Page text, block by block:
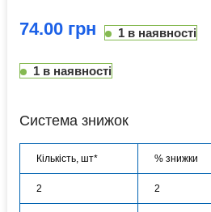
грн 1 в наявності
1 в наявності
Система знижок
Кількість, шт* % знижки
2 2